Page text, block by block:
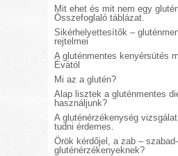
Mit ehet és mit nem egy
Összefoglaló táblázat.
Sikérhelyettesítők –
rejtelmei
A gluténmentes kenyérsütés
Évától
Mi az a glutén?
Alap lisztek a gluténmentes
használjunk?
A gluténérzékenység
tudni érdemes.
Örök kérdőjel, a zab –
gluténérzékenyeknek?